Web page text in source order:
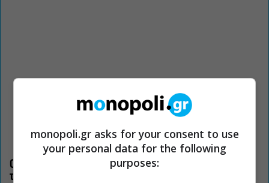
Οι «Τρωάδες» στην Επίδαυρο αλλάζουν την αντίληψη για
τον πολιτισμό
monopoli.gr asks for your consent to use
your personal data for the following
purposes: